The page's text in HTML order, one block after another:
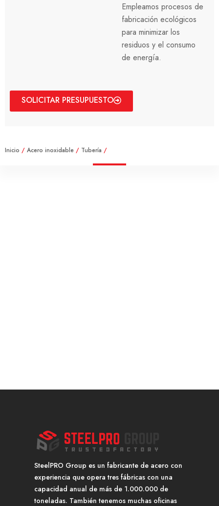
Empleamos procesos de
fabricación ecológicos
para minimizar los
residuos y el consumo
de energía.
SOLICITAR PRESUPUESTO
Inicio / Acero inoxidable / Tubería /
SteelPRO Group es un fabricante de acero con
experiencia que opera tres fábricas con una
capacidad anual de más de 1.000.000 de
toneladas. También tenemos muchas oficinas